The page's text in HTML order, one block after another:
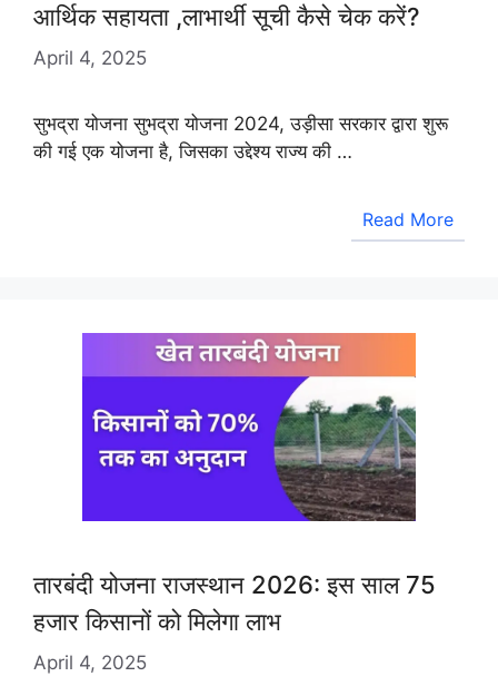
आर्थिक सहायता ,लाभार्थी सूची कैसे चेक करें?
April 4, 2025
सुभद्रा योजना सुभद्रा योजना 2024, उड़ीसा सरकार द्वारा शुरू
की गई एक योजना है, जिसका उद्देश्य राज्य की …
Read More
तारबंदी योजना राजस्थान 2026: इस साल 75
हजार किसानों को मिलेगा लाभ
April 4, 2025